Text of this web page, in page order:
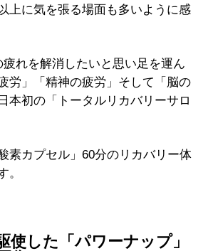
上に気を張る場面も多いように感
れを解消したいと思い足を運ん
労」「精神の疲労」そして「脳の
本初の「トータルリカバリーサロ
素カプセル」60分のリカバリー体
。
使した「パワーナップ」